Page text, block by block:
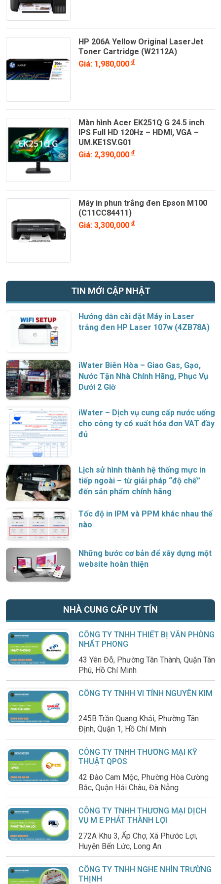
Website: https://giaiphapvanphong.vn
0976 655 584 (Mr. Trần Xuân Thăng)
Địa chỉ:201/65/23A Nguyễn Xí, Phường Bình Thạnh, TP.
HP 206A Yellow Original LaserJet
Toner Cartridge (W2112A)
Giá: 1,980,000đ
Màn hình Acer EK251Q G 24.5 inch
IPS Full HD 120Hz – HDMI, VGA –
UM.KE1SV.G01
Giá: 2,390,000đ
Máy in phun trắng đen Epson M100
(C11CC84411)
Giá: 3,300,000đ
TIN MỚI CẬP NHẬT
Hướng dẫn cài đặt Máy in Laser
trắng đen HP Laser 107w (4ZB78A)
iWater Biên Hòa – Giao Gas, Gạo,
Nước Tận Nhà Chính Hãng, Phục Vụ
Dưới 2 Giờ
iWater – Dịch vụ cung cấp nước uống
cho công ty có xuất hóa đơn VAT đầy
đủ
Lịch sử hình thành hệ thống mực in
tiếp ngoài – từ giải pháp “độ chế”
đến sản phẩm chính hãng
Tốc độ in IPM và PPM khác nhau thế
nào
Những bước cơ bản để xây dựng một
website hoàn thiện
NHÀ CUNG CẤP UY TÍN
CÔNG TY TNHH THIẾT BỊ VĂN PHÒNG
NHẤT PHONG
43 Yên Đỗ, Phường Tân Thành, Quận Tân
Phú, Hồ Chí Minh
CÔNG TY TNHH VI TÍNH NGUYÊN KIM
245B Trần Quang Khải, Phường Tân
Định, Quận 1, Hồ Chí Minh
CÔNG TY TNHH THƯƠNG MẠI KỸ
THUẬT QPOS
42 Đào Cam Mộc, Phường Hòa Cường
Bắc, Quận Hải Châu, Đà Nẵng
CÔNG TY TNHH THƯƠNG MẠI DỊCH
VỤ M E PHÁT THÀNH LỢI
272A Khu 3, Ấp Chợ, Xã Phước Lợi,
Huyện Bến Lức, Long An
CÔNG TY TNHH NGHE NHÌN TRƯỜNG
THỊNH